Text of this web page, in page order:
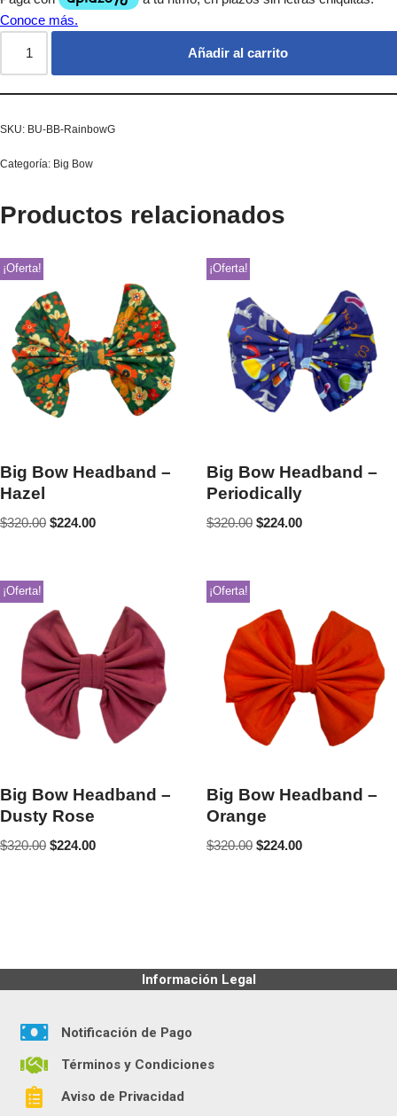
Añadir al carrito
SKU: BU-BB-RainbowG
Categoría: Big Bow
Productos relacionados
¡Oferta!
Big Bow Headband –
Hazel
$320.00 $224.00
¡Oferta!
Big Bow Headband –
Periodically
$320.00 $224.00
¡Oferta!
Big Bow Headband –
Dusty Rose
$320.00 $224.00
¡Oferta!
Big Bow Headband –
Orange
$320.00 $224.00
Información Legal
Notificación de Pago
Términos y Condiciones
Aviso de Privacidad